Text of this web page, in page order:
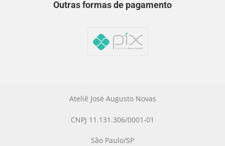
Outras formas de pagamento
Ateliê José Augusto Novas
CNPJ 11.131.306/0001-01
São Paulo/SP